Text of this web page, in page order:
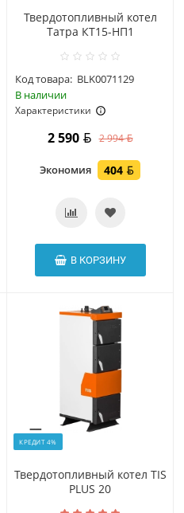
Твердотопливный котел
Татра КТ15-НП1
Код товара: BLK0071129
В наличии
Характеристики
2 590 2 994
Экономия 404
В КОРЗИНУ
КРЕДИТ 4%
Твердотопливный котел TIS
PLUS 20